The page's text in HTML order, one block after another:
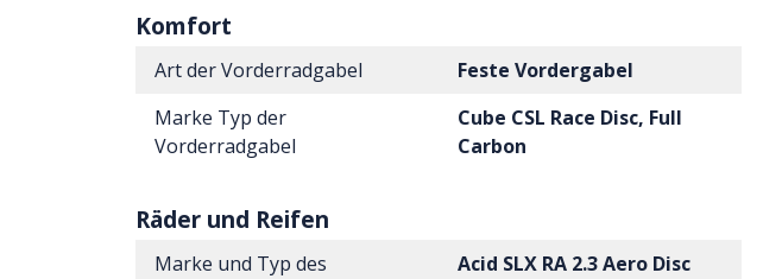
Komfort
Art der Vorderradgabel
Feste Vordergabel
Marke Typ der
Vorderradgabel
Cube CSL Race Disc, Full
Carbon
Räder und Reifen
Marke und Typ des
Acid SLX RA 2.3 Aero Disc